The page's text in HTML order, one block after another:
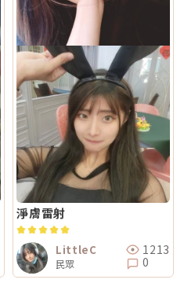
嗎？Reepot 的能量模式相對溫
友善。但敏感肌的特性是屏障本身不
，若正處於發炎、乾裂或紅敏期，建
Reepot 之後多久可以搭配其他醫美
此若要搭配保濕導入、水光等溫和療
若是皮秒、飛梭、強效換膚或注射等
再評估。適當的間隔能降低反黑與過
定。Q6：Reepot 的療程費用大約是
、所需的能量深度、是否搭配其他療
費用多落在一萬至三萬多元之間，但
合評估後才能確認。建議先安排諮
最適合的治療方案與費用。Q7：
治療後會在局部覆蓋人工皮，
復。人工皮不建議自行撕除，多數人
膚況協助取下。人工皮脫落後，治療
變淡。斑點帶來的影響，往往不只是
以往。隨著醫美技術不斷推陳出新，
精準、可控的方式，讓除斑不再停留
幫助你清楚掌握除斑方向與選擇，在
況量身評估，找到最適合、安全的改
，醫療並非單純的商業交易，所有的
應該謹慎選擇合適的醫療方案，以確
緻度；音波偏向改善輪廓下垂、嘴邊
、淚溝、臉頰凹陷這類結構性凹陷，
靠電波或音波不一定能解決，需要搭
，更要看療程規劃是否合理電波音波
施作部位、能量設定與診所規劃影
價格做決定，很容易忽略真正重要的
況？同樣是音波，有人需要加強下顎
，有人重點在眼周細紋，有人重點在
同。所以選療程時，不只要問「多少
作哪些部位？大約發數或治療範圍怎
？第三，確認儀器來源、探頭耗材與
，安全性和儀器來源、探頭耗材、操
否為合法原廠認證儀器、是否使用原
業醫療人員評估與操作。另外，醫師
因為電波音波不是「能量越強越
、鬆弛程度、臉型比例去調整。過度
或效果不如預期。第四，效果需要時
波都是透過熱能刺激膠原蛋白反應，
術後會先感覺皮膚變緊、輪廓比較
常需要數週到數月慢慢發生。所以做
有用，也不要因為短期內沒有巨大變
色通常是漸進、自然，而不是突然大
所有老化問題臉部老化不是只有皮膚
肪位移、骨架支撐變弱、皮膚厚度改
膚緊緻度與膚質，音波可以幫助輪廓
針劑、填充、雷射、手術或其他療
。根據官方資料，DENSITY 可透過
與淺層皮膚。因此，兩者並不是「誰
要需求為輪廓拉提與緊緻，單極射頻
時兼顧膚質細緻與輕度緊緻，複合式
拉提感、緊緻感、膚質感不一樣1. 拉
、「下顎線不清楚」或「嘴邊肉變明
項之一。其應用多與輪廓緊緻與鬆弛
緊緻與平滑需求。2. 膚質感如果你的
粗」、「毛孔明顯」、「妝感不服
合式能量設計相對較符合這類需求。
與整體質感提升，因此常被市場定位
然度兩者都屬於非侵入式療程，因此
即的結構性改變，效果多半呈現為漸
於：鳳凰電波多偏向輪廓線條與緊緻
細緻、緊實與光澤感的改善。哪一種
疼痛感是很多人選療程時最在意的問
單極射頻為主，能量感通常會比較明
尤其在骨感較明顯或皮膚較薄的位
計上有SAC智能冷卻系統與RIC即時
度較高的電波療程。但這裡要講清
代表每個人都一樣。疼痛感會受到很
作部位 能量設定 是否敷麻 醫師手法
以比較精準的說法是：無雙電波通常
通常較明顯。但實際感受仍需依個人
比無雙電波強嗎？不一定。「強」要
淨膚雷射
LittleC
民眾
1213
0